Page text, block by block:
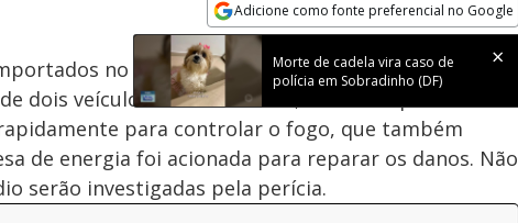
Adicione como fonte preferencial no Google
Opens in new window
Morte de cadela vira caso de
polícia em Sobradinho (DF)
Velocidade
no Sia (DF), onde três carros pegaram fogo,
dois veículos. Os bombeiros, liderados pelo
para controlar o fogo, que também
de energia foi acionada para reparar os danos. Não
serão investigadas pela perícia.